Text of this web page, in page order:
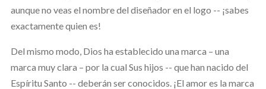
aunque no veas el nombre del diseñador en el logo -- ¡sabes
exactamente quien es!
Del mismo modo, Dios ha establecido una marca – una
marca muy clara – por la cual Sus hijos -- que han nacido del
Espíritu Santo -- deberán ser conocidos. ¡El amor es la marca